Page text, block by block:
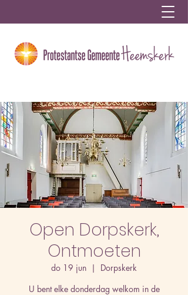
Open Dorpskerk,
Ontmoeten
do 19 jun
  |
Dorpskerk
U bent elke donderdag welkom in de